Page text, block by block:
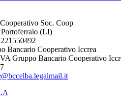
Soc. Coop
(LI)
Bancario Cooperativo Iccrea
Gruppo Bancario Cooperativo